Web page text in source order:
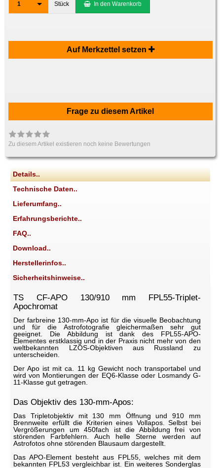
1 Stück In den Warenkorb
Auf Merkzettel setzen
Frage zu diesem Artikel
Zu diesem Artikel existieren noch keine Bewertungen
Details..
Technische Daten..
Lieferumfang..
Erfahrungsberichte..
FAQ..
Download..
Herstellerinfos..
Sicherheitshinweise..
TS CF-APO 130/910 mm FPL55-Triplet-
Apochromat
Der farbreine 130-mm-Apo ist für die visuelle Beobachtung
und für die Astrofotografie gleichermaßen sehr gut
geeignet. Die Abbildung ist dank des FPL55-APO-
Elementes erstklassig und in der Praxis nicht mehr von den
weltbekannten LZOS-Objektiven aus Russland zu
unterscheiden.
Der Apo ist mit ca. 11 kg Gewicht noch transportabel und
wird von Montierungen der EQ6-Klasse oder Losmandy G-
11-Klasse gut getragen.
Das Objektiv des 130-mm-Apos:
Das Tripletobjektiv mit 130 mm Öffnung und 910 mm
Brennweite erfüllt die Kriterien eines Vollapos. Selbst bei
Vergrößerungen um 450fach ist die Abbildung frei von
störenden Farbfehlern. Auch helle Sterne werden auf
Astrofotos ohne störenden Blausaum dargestellt.
Das APO-Element besteht aus FPL55, welches mit dem
bekannten FPL53 vergleichbar ist. Ein weiteres Sonderglas